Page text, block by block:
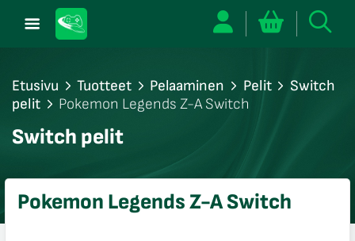
Etusivu Tuotteet Pelaaminen Pelit
Switch
pelit
Pokemon Legends Z-A Switch
Switch pelit
Pokemon Legends Z-A Switch
sulje
sulje